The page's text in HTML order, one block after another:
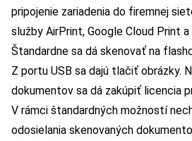
pripojenie zariadenia do firemnej
služby AirPrint, Google Cloud Print
Štandardne sa dá skenovať na
Z portu USB sa dajú tlačiť obrázky.
dokumentov sa dá zakúpiť licencia
V rámci štandardných možností
odosielania skenovaných